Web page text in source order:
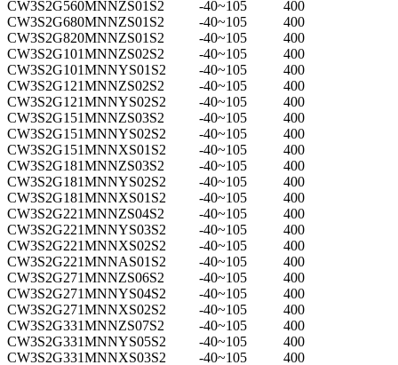
CW3S2G560MNNZS01S2
-40~105
400
CW3S2G680MNNZS01S2
-40~105
400
CW3S2G820MNNZS01S2
-40~105
400
CW3S2G101MNNZS02S2
-40~105
400
CW3S2G101MNNYS01S2
-40~105
400
CW3S2G121MNNZS02S2
-40~105
400
CW3S2G121MNNYS02S2
-40~105
400
CW3S2G151MNNZS03S2
-40~105
400
CW3S2G151MNNYS02S2
-40~105
400
CW3S2G151MNNXS01S2
-40~105
400
CW3S2G181MNNZS03S2
-40~105
400
CW3S2G181MNNYS02S2
-40~105
400
CW3S2G181MNNXS01S2
-40~105
400
CW3S2G221MNNZS04S2
-40~105
400
CW3S2G221MNNYS03S2
-40~105
400
CW3S2G221MNNXS02S2
-40~105
400
CW3S2G221MNNAS01S2
-40~105
400
CW3S2G271MNNZS06S2
-40~105
400
CW3S2G271MNNYS04S2
-40~105
400
CW3S2G271MNNXS02S2
-40~105
400
CW3S2G331MNNZS07S2
-40~105
400
CW3S2G331MNNYS05S2
-40~105
400
CW3S2G331MNNXS03S2
-40~105
400